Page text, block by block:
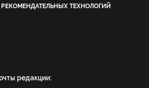
ТЕХНОЛОГИЙ
редакции: